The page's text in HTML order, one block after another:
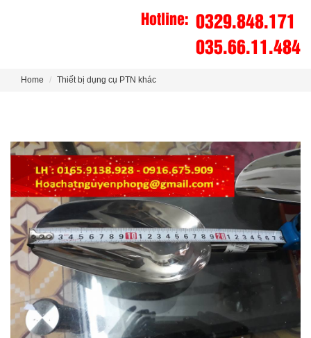
Hotline: 0329.848.171
035.66.11.484
Home Thiết bị dụng cụ PTN khác